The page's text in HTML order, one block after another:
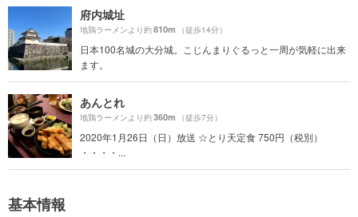
府内城址
地鶏ラーメンより約810m （徒歩14分）
日本100名城の大分城。こじんまりぐるっと一周が気軽に出来
ます。
あんとれ
地鶏ラーメンより約360m （徒歩7分）
2020年1月26日（日）放送 ☆とり天定食 750円（税別）
・・・・...
基本情報